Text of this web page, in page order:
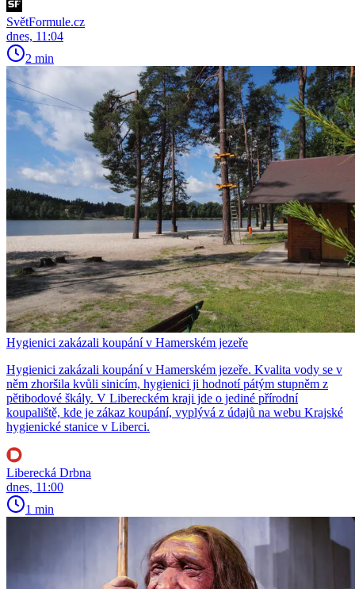
SvětFormule.cz
dnes, 11:04
2 min
Hygienici zakázali koupání v Hamerském jezeře
Hygienici zakázali koupání v Hamerském jezeře. Kvalita vody se v
něm zhoršila kvůli sinicím, hygienici ji hodnotí pátým stupněm z
pětibodové škály. V Libereckém kraji jde o jediné přírodní
koupaliště, kde je zákaz koupání, vyplývá z údajů na webu Krajské
hygienické stanice v Liberci.
Liberecká Drbna
dnes, 11:00
1 min